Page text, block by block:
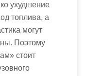
ухудшение
топлива, а
могут
Поэтому
стоит